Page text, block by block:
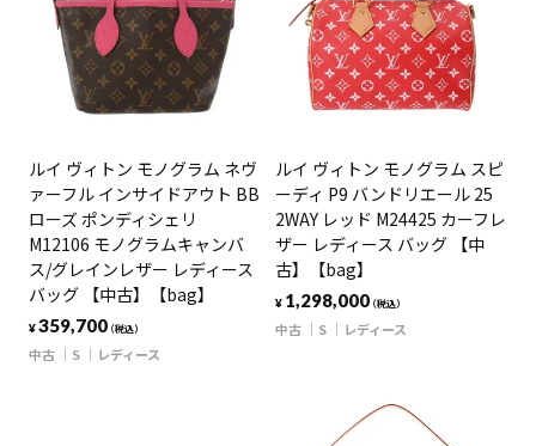
ルイ ヴィトン モノグラム ネヴ
ァーフル インサイドアウト BB
ローズ ポンディシェリ
M12106 モノグラムキャンバ
ス/グレインレザー レディース
バッグ 【中古】【bag】
¥359,700（税込）
中古 S レディース
ルイ ヴィトン モノグラム スピ
ーディ P9 バンドリエール 25
2WAY レッド M24425 カーフレ
ザー レディース バッグ 【中
古】【bag】
¥ 1,298,000（税込）
中古 S レディース